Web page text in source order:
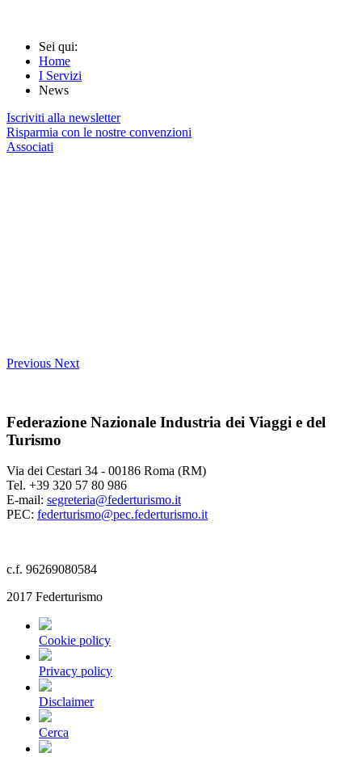
Sei qui:
Home
I Servizi
News
Iscriviti alla newsletter
Risparmia con le nostre convenzioni
Associati
Previous Next
Federazione Nazionale Industria dei Viaggi e del
Turismo
Via dei Cestari 34 - 00186 Roma (RM)
Tel. +39 320 57 80 986
E-mail: segreteria@federturismo.it
PEC: federturismo@pec.federturismo.it
c.f. 96269080584
2017 Federturismo
Cookie policy
Privacy policy
Disclaimer
Cerca